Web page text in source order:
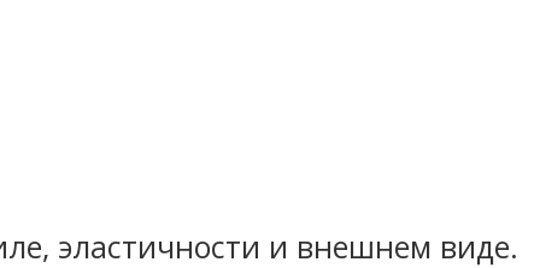
эластичности и внешнем виде.